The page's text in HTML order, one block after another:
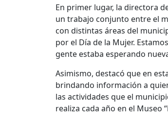
En primer lugar, la directora
un trabajo conjunto entre el
con distintas áreas del
por el Día de la Mujer.
gente estaba esperando
Asimismo, destacó que en
brindando información a
las actividades que el
realiza cada año en el Museo